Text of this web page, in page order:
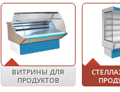
ВИТРИНЫ ДЛЯ
ПРОДУКТОВ